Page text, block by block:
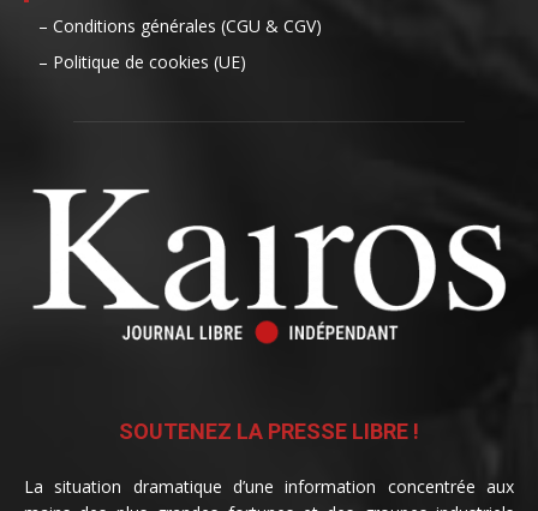
– Conditions générales (CGU & CGV)
– Politique de cookies (UE)
SOUTENEZ LA PRESSE LIBRE !
La situation dramatique d’une information concentrée aux